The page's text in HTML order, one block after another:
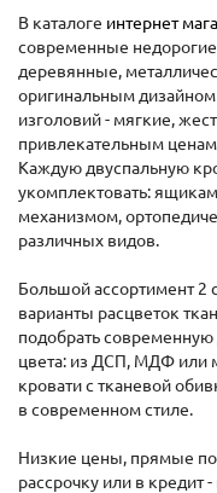
В каталоге интернет
современные недорогие
деревянные,
оригинальным дизайном
изголовий - мягкие,
привлекательным
Каждую двуспальную
укомплектовать:
механизмом,
различных видов.
Большой ассортимент 2
варианты расцветок
подобрать современную
цвета: из ДСП, МДФ или
кровати с тканевой
в современном стиле.
Низкие цены, прямые
рассрочку или в кредит